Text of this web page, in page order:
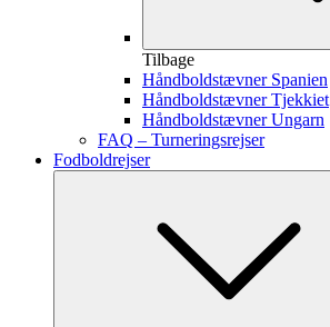
Tilbage
Håndboldstævner Spanien
Håndboldstævner Tjekkiet
Håndboldstævner Ungarn
FAQ – Turneringsrejser
Fodboldrejser